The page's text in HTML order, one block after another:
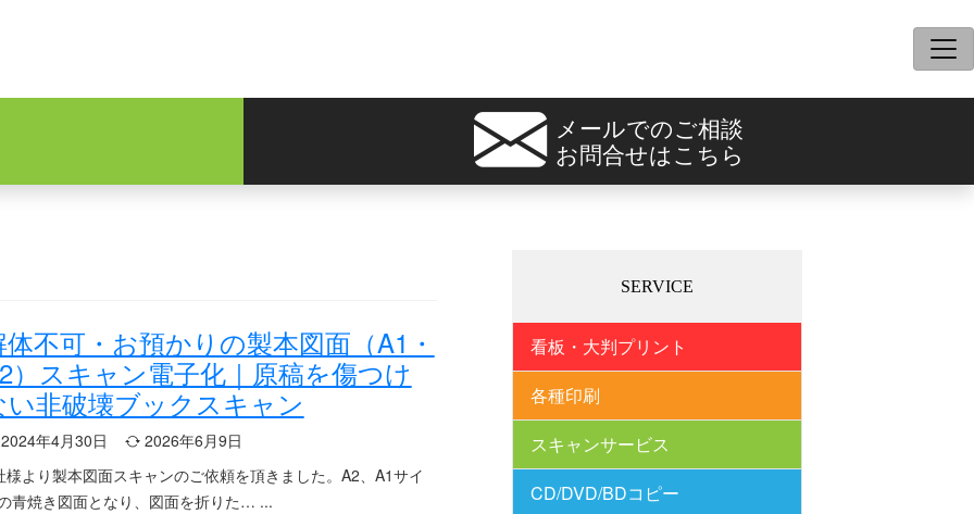
メールでのご相談
お問合せはこちら
不可・お預かりの製本図面（A1・
）スキャン電子化｜原稿を傷つけ
い非破壊ブックスキャン
年4月30日
2026年6月9日
様より製本図面スキャンのご依頼を頂きました。A2、A1サイ
青焼き図面となり、図面を折りた…
SERVICE
看板・大判プリント
各種印刷
スキャンサービス
CD/DVD/BDコピー